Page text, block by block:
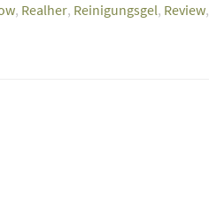
, Realher, Reinigungsgel, Review,